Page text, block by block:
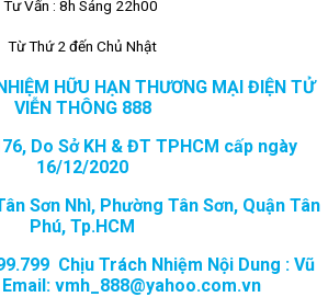
Tư Vấn : 8h Sáng 22h00
Từ Thứ 2 đến Chủ Nhật
HỮU HẠN THƯƠNG MẠI ĐIỆN TỬ
VIỄN THÔNG 888
Do Sở KH & ĐT TPHCM cấp ngày
16/12/2020
Sơn Nhì, Phường Tân Sơn, Quận Tân
Phú, Tp.HCM
Chịu Trách Nhiệm Nội Dung : Vũ
vmh_888@yahoo.com.vn